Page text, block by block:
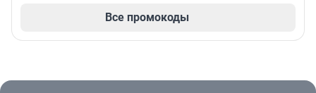
Все промокоды